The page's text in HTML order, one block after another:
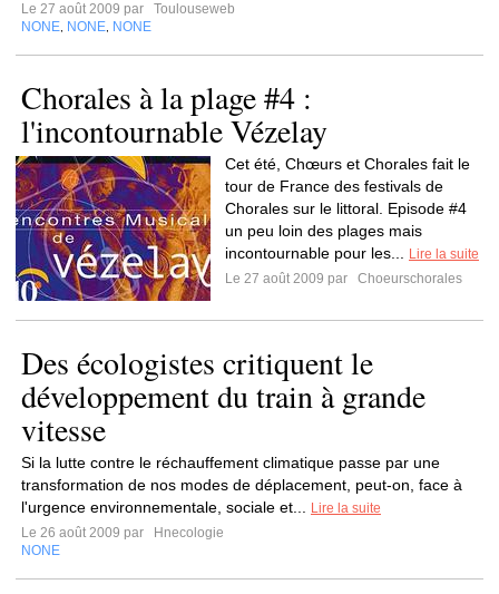
Le 27 août 2009 par
Toulouseweb
NONE NONE NONE
Chorales à la plage #4 :
l'incontournable Vézelay
Cet été, Chœurs et Chorales fait le
tour de France des festivals de
Chorales sur le littoral. Episode #4
un peu loin des plages mais
incontournable pour les...
Lire la suite
Le 27 août 2009 par
Choeurschorales
Des écologistes critiquent le
développement du train à grande
vitesse
Si la lutte contre le réchauffement climatique passe par une
transformation de nos modes de déplacement, peut-on, face à
l'urgence environnementale, sociale et...
Lire la suite
Le 26 août 2009 par
Hnecologie
NONE